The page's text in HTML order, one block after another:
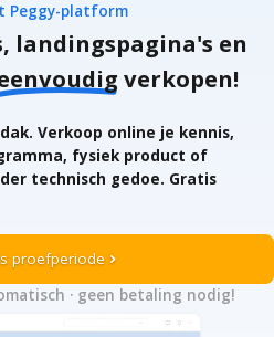
starten
Peggy-platform
landingspagina's en
verkopen!
Verkoop online je kennis,
fysiek product of
technisch gedoe. Gratis
proefperiode chevron_right
· geen betaling nodig!